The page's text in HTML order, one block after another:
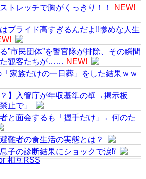
トレッチで胸がくっきり！！ NEW!
プライド高すぎるんだよ!!惨めな人生
”市民団体”を警官隊が排除、その瞬間
た観客たちが…… NEW!
家族だけの一日葬」をした結果ｗｗ
？】入管庁が年収基準の壁→掲示板
止で」
と面会するも「握手だけ」←何のた
難者の食生活の実態とは？
子の診断結果にショックで涙⁉
相互RSS